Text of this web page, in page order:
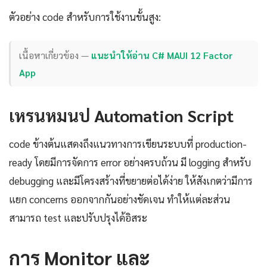
ตัวอย่าง code สำหรับการใช้งานขั้นสูง:
เนื้อหาเกี่ยวข้อง — แนะนำให้อ่าน C# MAUI 12 Factor
App
เหรนหมนป Automation Script
code ข้างต้นแสดงถึงแนวทางการเขียนระบบที่ production-
ready โดยมีการจัดการ error อย่างครบถ้วน มี logging สำหรับ
debugging และมีโครงสร้างที่ขยายต่อได้ง่าย ให้สังเกตว่ามีการ
แยก concerns ออกจากกันอย่างชัดเจน ทำให้แต่ละส่วน
สามารถ test และปรับปรุงได้อิสระ
การ Monitor และ